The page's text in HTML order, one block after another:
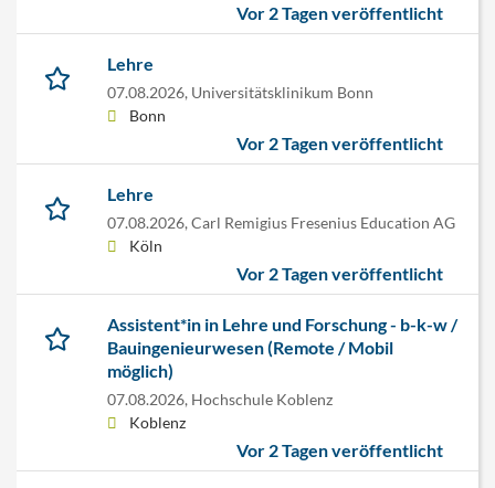
Vor 2 Tagen veröffentlicht
Lehre
07.08.2026, Universitätsklinikum Bonn
Bonn
Vor 2 Tagen veröffentlicht
Lehre
07.08.2026, Carl Remigius Fresenius Education AG
Köln
Vor 2 Tagen veröffentlicht
Assistent*in in Lehre und Forschung - b-k-w /
Bauingenieurwesen (Remote / Mobil
möglich)
07.08.2026, Hochschule Koblenz
Koblenz
Vor 2 Tagen veröffentlicht